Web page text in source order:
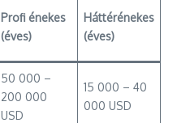
Profi énekes
(éves)
Háttérénekes
(éves)
50 000 –
200 000
USD
15 000 – 40
000 USD